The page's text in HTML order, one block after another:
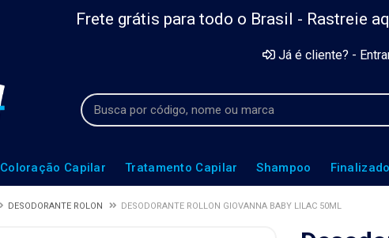
Frete grátis para todo o Brasil - Rastreie
Já é cliente? -
Coloração Capilar Tratamento Capilar Shampoo
DESODORANTE ROLON DESODORANTE ROLLON GIOVANNA BABY LILAC 50ML